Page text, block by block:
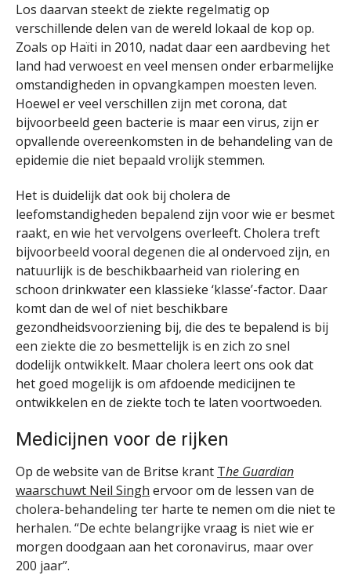
Los daarvan steekt de ziekte regelmatig op
verschillende delen van de wereld lokaal de kop op.
Zoals op Haïti in 2010, nadat daar een aardbeving het
land had verwoest en veel mensen onder erbarmelijke
omstandigheden in opvangkampen moesten leven.
Hoewel er veel verschillen zijn met corona, dat
bijvoorbeeld geen bacterie is maar een virus, zijn er
opvallende overeenkomsten in de behandeling van de
epidemie die niet bepaald vrolijk stemmen.
Het is duidelijk dat ook bij cholera de
leefomstandigheden bepalend zijn voor wie er besmet
raakt, en wie het vervolgens overleeft. Cholera treft
bijvoorbeeld vooral degenen die al ondervoed zijn, en
natuurlijk is de beschikbaarheid van riolering en
schoon drinkwater een klassieke ‘klasse’-factor. Daar
komt dan de wel of niet beschikbare
gezondheidsvoorziening bij, die des te bepalend is bij
een ziekte die zo besmettelijk is en zich zo snel
dodelijk ontwikkelt. Maar cholera leert ons ook dat
het goed mogelijk is om afdoende medicijnen te
ontwikkelen en de ziekte toch te laten voortwoeden.
Medicijnen voor de rijken
Op de website van de Britse krant The Guardian
waarschuwt Neil Singh ervoor om de lessen van de
cholera-behandeling ter harte te nemen om die niet te
herhalen. “De echte belangrijke vraag is niet wie er
morgen doodgaan aan het coronavirus, maar over
200 jaar”.